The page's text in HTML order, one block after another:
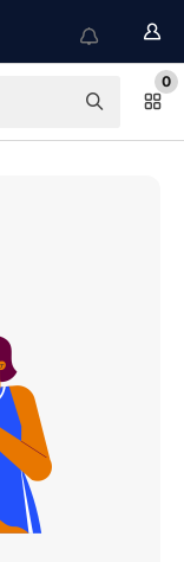
0